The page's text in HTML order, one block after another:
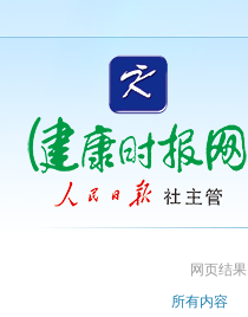
网页结果
所有内容